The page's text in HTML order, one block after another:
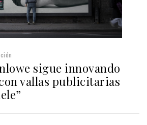
sigue innovando
vallas publicitarias